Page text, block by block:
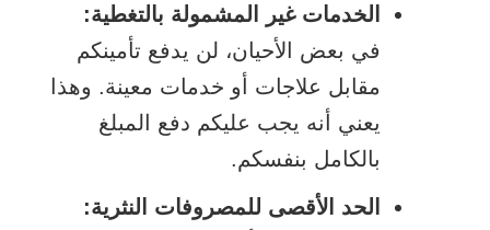
الخدمات غير المشمولة بالتغطية:
في بعض الأحيان، لن يدفع تأمينكم
مقابل علاجات أو خدمات معينة. وهذا
يعني أنه يجب عليكم دفع المبلغ
بالكامل بنفسكم.
الحد الأقصى للمصروفات النثرية: